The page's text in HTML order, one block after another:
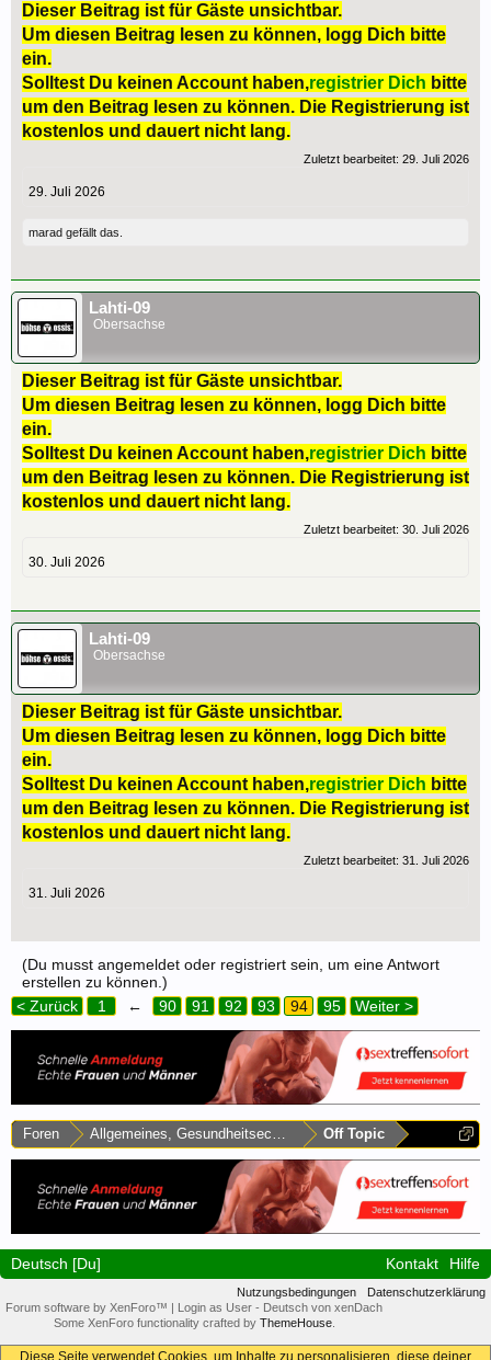
Dieser Beitrag ist für Gäste unsichtbar.
Um diesen Beitrag lesen zu können, logg Dich bitte
ein.
Solltest Du keinen Account haben,registrier Dich bitte
um den Beitrag lesen zu können. Die Registrierung ist
kostenlos und dauert nicht lang.
Zuletzt bearbeitet: 29. Juli 2026
29. Juli 2026
marad gefällt das.
Lahti-09
Obersachse
Dieser Beitrag ist für Gäste unsichtbar.
Um diesen Beitrag lesen zu können, logg Dich bitte
ein.
Solltest Du keinen Account haben,registrier Dich bitte
um den Beitrag lesen zu können. Die Registrierung ist
kostenlos und dauert nicht lang.
Zuletzt bearbeitet: 30. Juli 2026
30. Juli 2026
Lahti-09
Obersachse
Dieser Beitrag ist für Gäste unsichtbar.
Um diesen Beitrag lesen zu können, logg Dich bitte
ein.
Solltest Du keinen Account haben,registrier Dich bitte
um den Beitrag lesen zu können. Die Registrierung ist
kostenlos und dauert nicht lang.
Zuletzt bearbeitet: 31. Juli 2026
31. Juli 2026
(Du musst angemeldet oder registriert sein, um eine Antwort
erstellen zu können.)
< Zurück
1 ← 90 91 92 93 94 95 Weiter >
Foren Allgemeines, Gesundheitsecke & Umfragen
Off Topic
Deutsch [Du] Kontakt Hilfe
Nutzungsbedingungen
Datenschutzerklärung
Forum software by XenForo™ | Login as User - Deutsch von xenDach
Some XenForo functionality crafted by ThemeHouse.
Diese Seite verwendet Cookies, um Inhalte zu personalisieren, diese deiner